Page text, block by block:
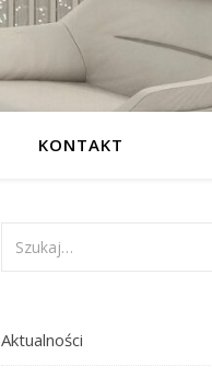
KONTAKT
Aktualności